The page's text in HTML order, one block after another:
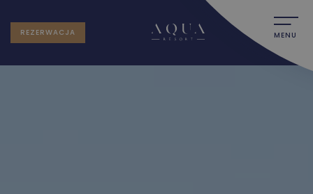
REZERWACJA MENU